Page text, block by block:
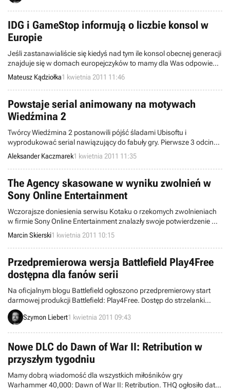
IDG i GameStop informują o liczbie konsol w
Europie
Jeśli zastanawialiście się kiedyś nad tym ile konsol obecnej generacji
znajduje się w domach europejczyków to mamy dla Was odpowiedź.
Z pomocą wyszła korporacja Gamestop, która udostępniła dane
zebrane przez wydawnictwo IDG.
Mateusz Kądziołka1 kwietnia 2011 11:46
Powstaje serial animowany na motywach
Wiedźmina 2
Twórcy Wiedźmina 2 postanowili pójść śladami Ubisoftu i
wyprodukować serial nawiązujący do fabuły gry. Pierwsze 3 odcinki
Zabójców Królów mają być gotowe jesienią tego roku. Oprócz CD
Projektu w przedsięwzięcie zaangażowane są: łódzkie studio
filmowe Se-ma-for oraz Telewizja Polska, która zamierza
wyemitować serial na antenie TVP2.
Aleksander Kaczmarek1 kwietnia 2011 11:35
The Agency skasowane w wyniku zwolnień w
Sony Online Entertainment
Wczorajsze doniesienia serwisu Kotaku o rzekomych zwolnieniach
w firmie Sony Online Entertainment znalazły swoje potwierdzenie w
oficjalnym komunikacie prasowym. Pierwszą ofiarą reorganizacji
okazała się gra MMO The Agency.
Marcin Skierski1 kwietnia 2011 10:15
Przedpremierowa wersja Battlefield Play4Free
dostępna dla fanów serii
Na oficjalnym blogu Battlefield ogłoszono przedpremierowy start
darmowej produkcji Battlefield: Play4Free. Dostęp do strzelanki
otrzymają już teraz gracze, którzy zagrali w przeszłości w jedną z
nowszych odsłon serii. Pełna wersja gry zostanie otwarta dla
Szymon Liebert1 kwietnia 2011 09:43
Nowe DLC do Dawn of War II: Retribution w
przyszłym tygodniu
Mamy dobrą wiadomość dla wszystkich miłośników gry
Warhammer 40,000: Dawn of War II: Retribution. THQ ogłosiło datę